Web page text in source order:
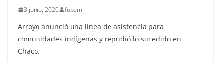
3 junio, 2020 fupem
Arroyo anunció una línea de asistencia para
comunidades indígenas y repudió lo sucedido en
Chaco.